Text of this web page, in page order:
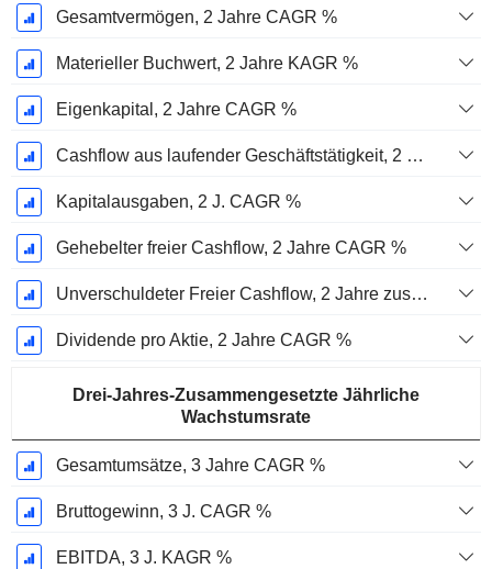
Gesamtvermögen, 2 Jahre CAGR %
Materieller Buchwert, 2 Jahre KAGR %
Eigenkapital, 2 Jahre CAGR %
Cashflow aus laufender Geschäftstätigkeit, 2 Jahre CAGR %
Kapitalausgaben, 2 J. CAGR %
Gehebelter freier Cashflow, 2 Jahre CAGR %
Unverschuldeter Freier Cashflow, 2 Jahre zusammengesetzte jährliche Wachstumsrate %
Dividende pro Aktie, 2 Jahre CAGR %
Drei-Jahres-Zusammengesetzte Jährliche
Wachstumsrate
Gesamtumsätze, 3 Jahre CAGR %
Bruttogewinn, 3 J. CAGR %
EBITDA, 3 J. KAGR %